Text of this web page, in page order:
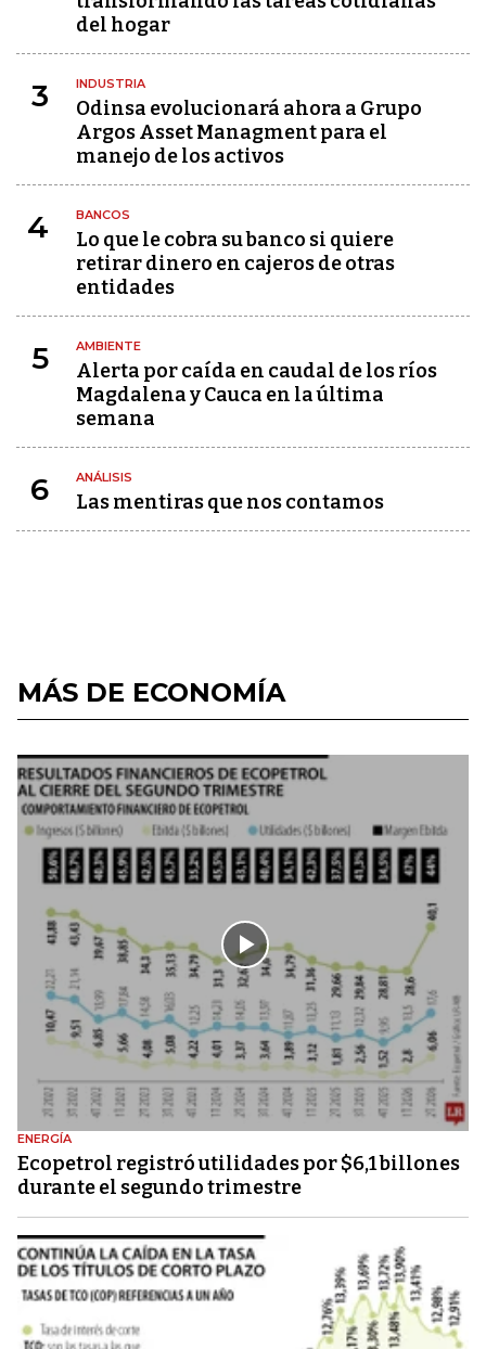
del hogar
3 INDUSTRIA
Odinsa evolucionará ahora a Grupo
Argos Asset Managment para el
manejo de los activos
4 BANCOS
Lo que le cobra su banco si quiere
retirar dinero en cajeros de otras
entidades
5 AMBIENTE
Alerta por caída en caudal de los ríos
Magdalena y Cauca en la última
semana
6 ANÁLISIS
Las mentiras que nos contamos
MÁS DE ECONOMÍA
ENERGÍA
Ecopetrol registró utilidades por $6,1 billones
durante el segundo trimestre